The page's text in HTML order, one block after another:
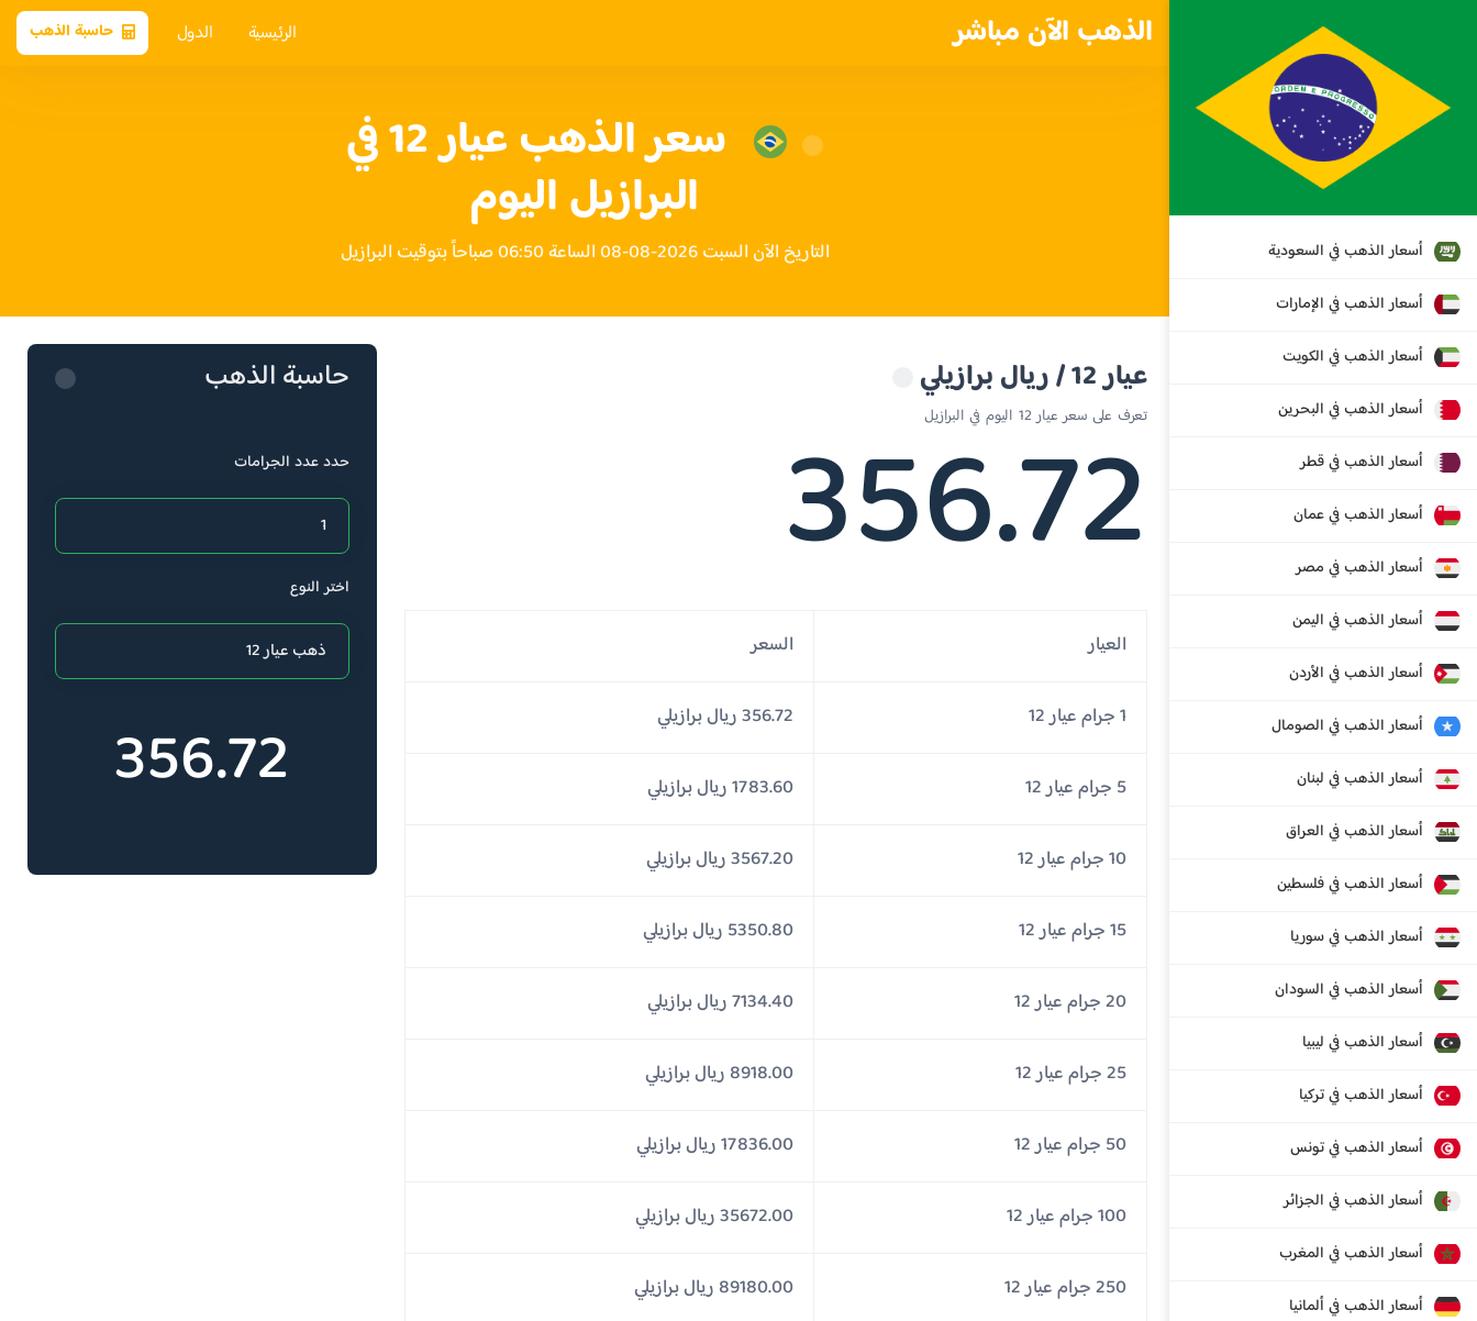
الذهب الآن مباشر الرئيسية الدول حاسبة الذهب
أسعار الذهب في السعودية
أسعار الذهب في الإمارات
أسعار الذهب في الكويت
أسعار الذهب في البحرين
أسعار الذهب في قطر
أسعار الذهب في عمان
أسعار الذهب في مصر
أسعار الذهب في اليمن
أسعار الذهب في الأردن
أسعار الذهب في الصومال
أسعار الذهب في لبنان
أسعار الذهب في العراق
أسعار الذهب في فلسطين
أسعار الذهب في سوريا
أسعار الذهب في السودان
أسعار الذهب في ليبيا
أسعار الذهب في تركيا
أسعار الذهب في تونس
أسعار الذهب في الجزائر
أسعار الذهب في المغرب
أسعار الذهب في ألمانيا
سعر الذهب عيار 12 في
البرازيل اليوم
التاريخ الآن السبت 2026-08-08 الساعة 06:50 صباحاً بتوقيت البرازيل
عيار 12 / ريال برازيلي
تعرف على سعر عيار 12 اليوم في البرازيل
356.72
العيار السعر
1 جرام عيار 12 356.72 ريال برازيلي
5 جرام عيار 12 1783.60 ريال برازيلي
10 جرام عيار 12 3567.20 ريال برازيلي
15 جرام عيار 12 5350.80 ريال برازيلي
20 جرام عيار 12 7134.40 ريال برازيلي
25 جرام عيار 12 8918.00 ريال برازيلي
50 جرام عيار 12 17836.00 ريال برازيلي
100 جرام عيار 12 35672.00 ريال برازيلي
250 جرام عيار 12 89180.00 ريال برازيلي
حاسبة الذهب
حدد عدد الجرامات
اختر النوع
356.72